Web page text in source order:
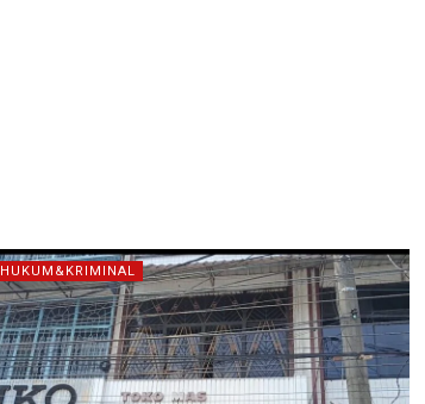
HUKUM&KRIMINAL